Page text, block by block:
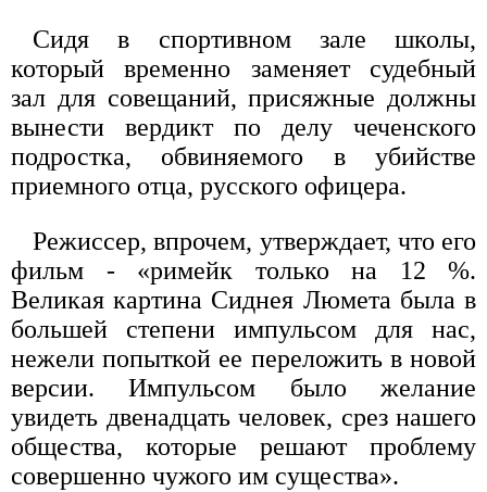
Сидя в спортивном зале школы,
который временно заменяет судебный
зал для совещаний, присяжные должны
вынести вердикт по делу чеченского
подростка, обвиняемого в убийстве
приемного отца, русского офицера.
Режиссер, впрочем, утверждает, что его
фильм - «римейк только на 12 %.
Великая картина Сиднея Люмета была в
большей степени импульсом для нас,
нежели попыткой ее переложить в новой
версии. Импульсом было желание
увидеть двенадцать человек, срез нашего
общества, которые решают проблему
совершенно чужого им существа».